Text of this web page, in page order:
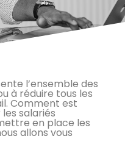
l’ensemble des
à réduire tous les
Comment est
salariés
en place les
allons vous